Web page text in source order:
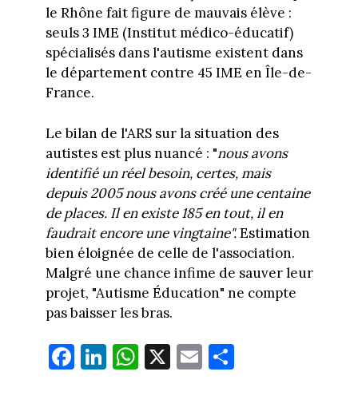
le Rhône fait figure de mauvais élève :
seuls 3 IME (Institut médico-éducatif)
spécialisés dans l'autisme existent dans
le département contre 45 IME en Île-de-
France.
Le bilan de l'ARS sur la situation des
autistes est plus nuancé : "nous avons
identifié un réel besoin, certes, mais
depuis 2005 nous avons créé une centaine
de places. Il en existe 185 en tout, il en
faudrait encore une vingtaine".Estimation
bien éloignée de celle de l'association.
Malgré une chance infime de sauver leur
projet, "Autisme Éducation" ne compte
pas baisser les bras.
Fa
ce
Li
nk
W
ha
X E
m
Pa